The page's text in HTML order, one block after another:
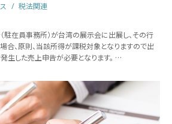
税法関連
駐在員事務所）が台湾の展示会に出展し、その行
合、原則、当該所得が課税対象となりますので出
生した売上申告が必要となります。 …